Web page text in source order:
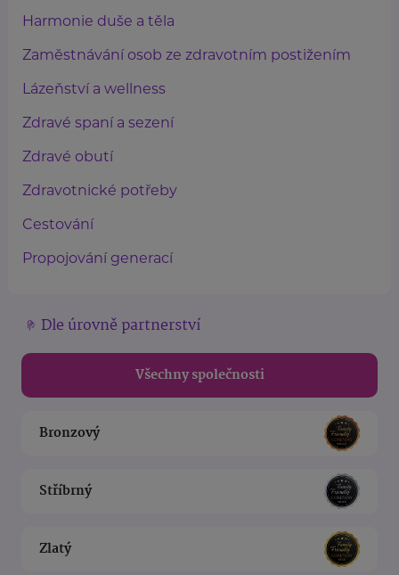
Harmonie duše a těla
Zaměstnávání osob ze zdravotním postižením
Lázeňství a wellness
Zdravé spaní a sezení
Zdravé obutí
Zdravotnické potřeby
Cestování
Propojování generací
Dle úrovně partnerství
Všechny společnosti
Bronzový
Stříbrný
Zlatý